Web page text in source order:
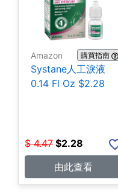
Amazon 購買指南
Systane人工淚液
0.14 Fl Oz $2.28
$ 4.47 $2.28
由此查看